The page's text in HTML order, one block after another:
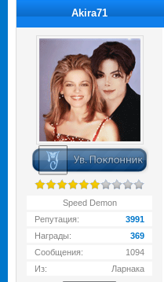
Akira71
Speed Demon
Репутация:
3991
Награды:
369
Сообщения:
1094
Из:
Ларнака